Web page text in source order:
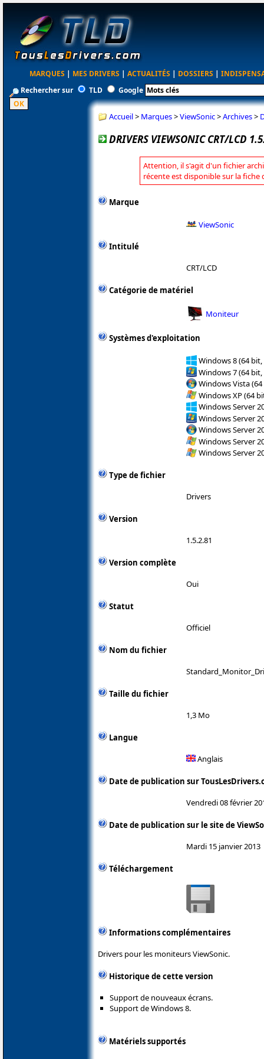
MARQUES | MES DRIVERS | ACTUALITÉS | DOSSIERS |
Rechercher sur
TLD Google
Accueil> Marques>ViewSonic>Archives>
DRIVERS VIEWSONIC CRT/LCD
Attention, il s'agit d'un fichier
récente est disponible sur la fiche
Marque
ViewSonic
Intitulé
CRT/LCD
Catégorie de matériel
Moniteur
Systèmes d'exploitation
Windows 8 (64 bit,
Windows 7 (64 bit,
Windows Vista
Windows XP (64
Windows Server
Windows Server
Windows Server
Windows Server
Windows Server
Type de fichier
Drivers
Version
1.5.2.81
Version complète
Oui
Statut
Officiel
Nom du fichier
Taille du fichier
1,3 Mo
Langue
Anglais
Date de publication sur
Vendredi 08 février
Date de publication sur le site de
Mardi 15 janvier 2013
Téléchargement
Informations complémentaires
Drivers pour les moniteurs ViewSonic.
Historique de cette version
Support de nouveaux écrans.
Support de Windows 8.
Matériels supportés